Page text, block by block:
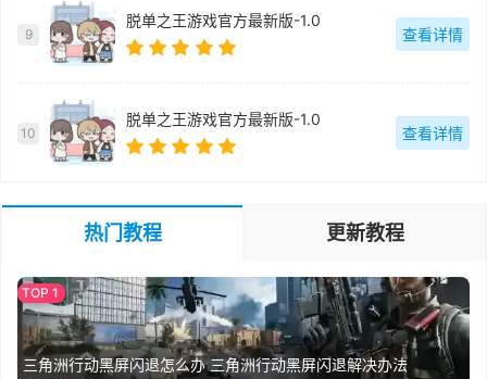
9
脱单之王游戏官方最新版-1.0
查看详情
10
脱单之王游戏官方最新版-1.0
查看详情
热门教程 更新教程
三角洲行动黑屏闪退怎么办 三角洲行动黑屏闪退解决办法